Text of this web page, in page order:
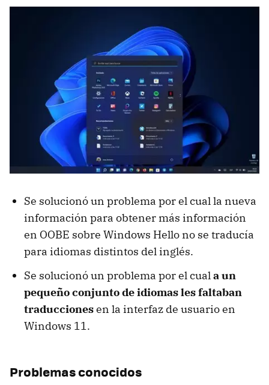
Se solucionó un problema por el cual la nueva
información para obtener más información
en OOBE sobre Windows Hello no se traducía
para idiomas distintos del inglés.
Se solucionó un problema por el cuala un
pequeño conjunto de idiomas les faltaban
traduccionesen la interfaz de usuario en
Windows 11.
Problemas conocidos